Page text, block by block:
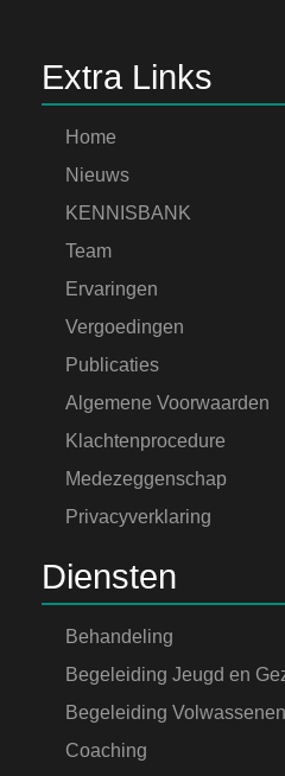
Extra Links
Home
Nieuws
KENNISBANK
Team
Ervaringen
Vergoedingen
Publicaties
Algemene Voorwaarden
Klachtenprocedure
Medezeggenschap
Privacyverklaring
Diensten
Behandeling
Begeleiding Jeugd en
Begeleiding Volwassenen
Coaching